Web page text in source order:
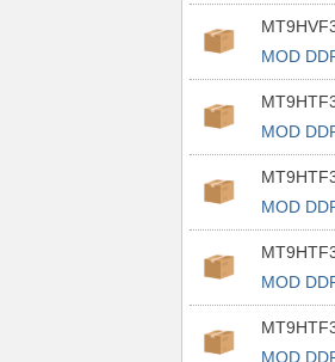
MOD
MOD
MOD
MOD
MOD